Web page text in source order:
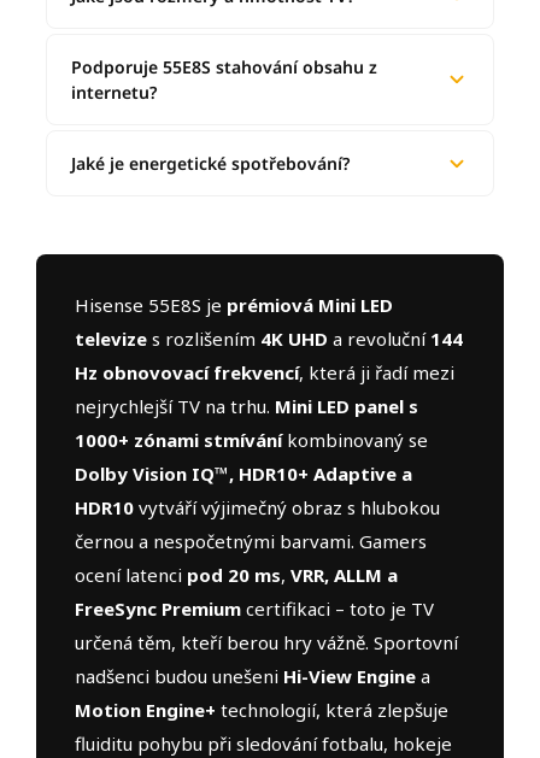
Podporuje 55E8S stahování obsahu z
internetu?
Jaké je energetické spotřebování?
Hisense 55E8S je prémiová Mini LED
televize s rozlišením 4K UHD a revoluční 144
Hz obnovovací frekvencí, která ji řadí mezi
nejrychlejší TV na trhu. Mini LED panel s
1000+ zónami stmíváníkombinovaný se
Dolby Vision IQ™, HDR10+ Adaptive a
HDR10 vytváří výjimečný obraz s hlubokou
černou a nespočetnými barvami. Gamers
ocení latenci pod 20 ms, VRR, ALLM a
FreeSync Premium certifikaci – toto je TV
určená těm, kteří berou hry vážně. Sportovní
nadšenci budou unešeni Hi-View Engine a
Motion Engine+ technologií, která zlepšuje
fluiditu pohybu při sledování fotbalu, hokeje